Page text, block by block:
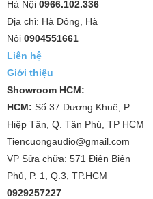
Hà Nội 0966.102.336
Địa chỉ: Hà Đông, Hà
Nội 0904551661
Liên hệ
Giới thiệu
Showroom HCM:
HCM: Số 37 Dương Khuê, P.
Hiệp Tân, Q. Tân Phú, TP HCM
Tiencuongaudio@gmail.com
VP Sửa chữa: 571 Điện Biên
Phủ, P. 1, Q.3, TP.HCM
0929257227